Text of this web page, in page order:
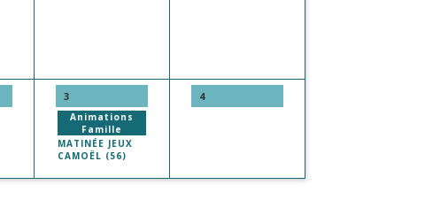
3
Animations
Famille
MATINÉE JEUX
CAMOËL (56)
4